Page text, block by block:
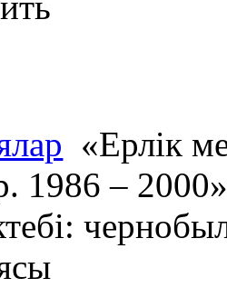
«Ерлік
–